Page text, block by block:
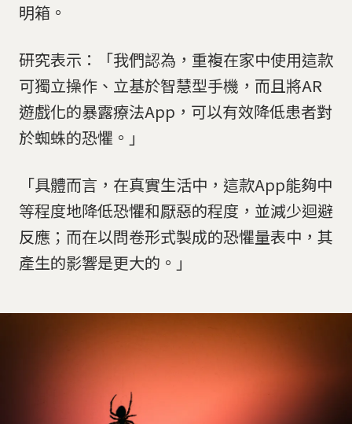
明箱。
研究表示：「我們認為，重複在家中使用這款
可獨立操作、立基於智慧型手機，而且將AR
遊戲化的暴露療法App，可以有效降低患者對
於蜘蛛的恐懼。」
「具體而言，在真實生活中，這款App能夠中
等程度地降低恐懼和厭惡的程度，並減少迴避
反應；而在以問卷形式製成的恐懼量表中，其
產生的影響是更大的。」